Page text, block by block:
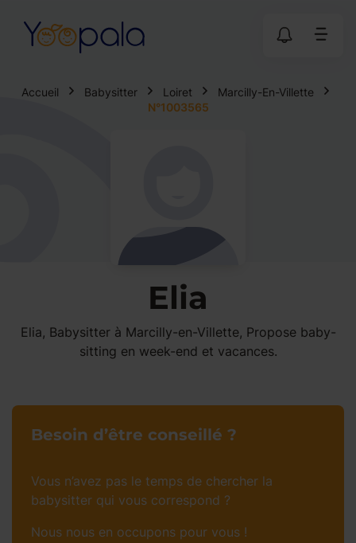
Accueil Babysitter Loiret
Marcilly-En-Villette
N°1003565
Elia
Elia, Babysitter à Marcilly-en-Villette, Propose baby-
sitting en week-end et vacances.
Besoin d’être conseillé ?
Vous n’avez pas le temps de chercher la
babysitter qui vous correspond ?
Nous nous en occupons pour vous !